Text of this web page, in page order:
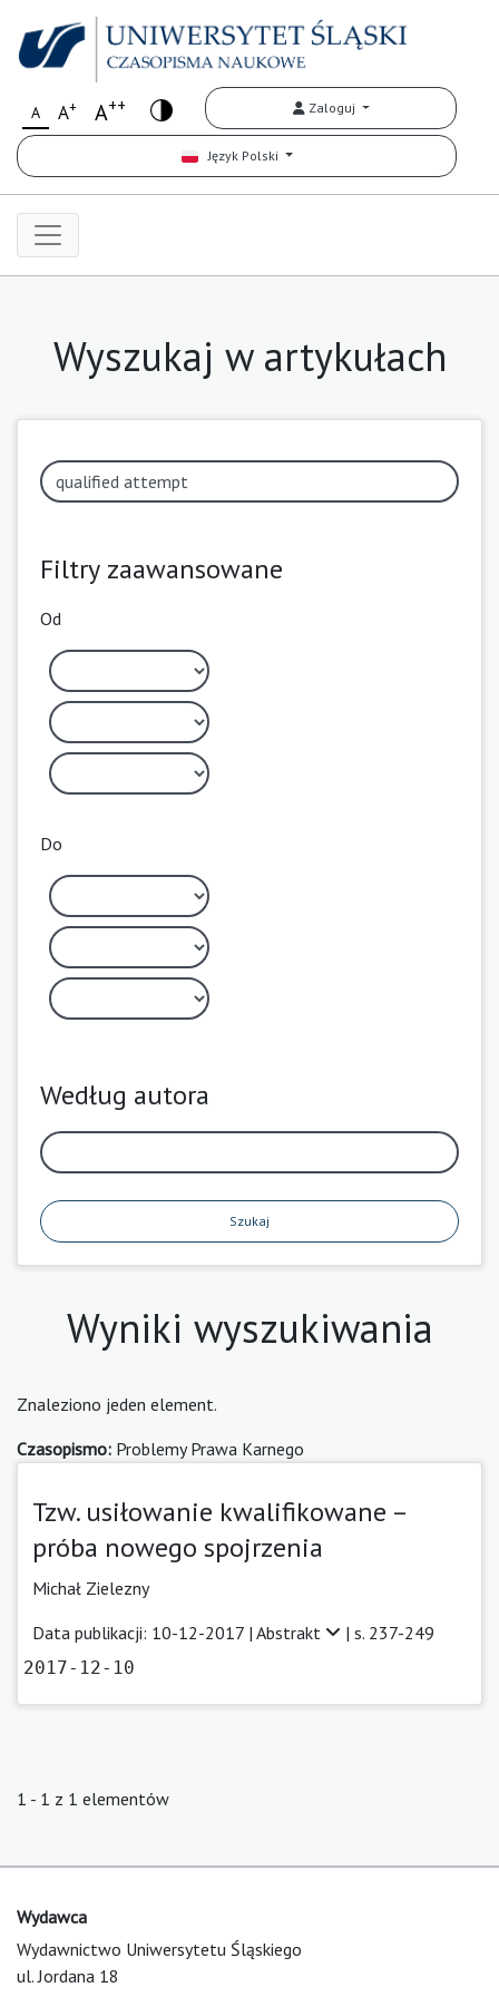
A A+ A++ Zaloguj
Język Polski
Wyszukaj w artykułach
Filtry zaawansowane
Od
Do
Według autora
Szukaj
Wyniki wyszukiwania
Znaleziono jeden element.
Czasopismo: Problemy Prawa Karnego
Tzw. usiłowanie kwalifikowane –
próba nowego spojrzenia
Michał Zielezny
Data publikacji: 10-12-2017 | Abstrakt | s. 237-249
2017-12-10
1 - 1 z 1 elementów
Wydawca
Wydawnictwo Uniwersytetu Śląskiego
ul. Jordana 18